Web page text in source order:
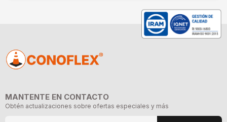
MANTENTE EN CONTACTO
Obtén actualizaciones sobre ofertas especiales y más